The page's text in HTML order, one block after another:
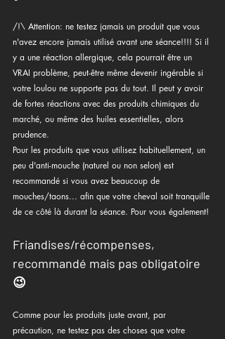
/!\ Attention: ne testez jamais un produit que vous
n'avez encore jamais utilisé avant une séance!!!! Si il
y a une réaction allergique, cela pourrait être un
VRAI problème, peut-être même devenir ingérable si
votre loulou ne supporte pas du tout. Il peut y avoir
de fortes réactions avec des produits chimiques du
marché, ou même des huiles essentielles, alors
prudence.
Pour les produits que vous utilisez habituellement, un
peu d'anti-mouche (naturel ou non selon) est
recommandé si vous avez beaucoup de
mouches/taons... afin que votre cheval soit tranquille
de ce côté là durant la séance. Pour vous également!
Friandises/récompenses,
recommandé mais pas obligatoire
😉
Comme pour les produits juste avant, par
précaution, ne testez pas des choses que votre